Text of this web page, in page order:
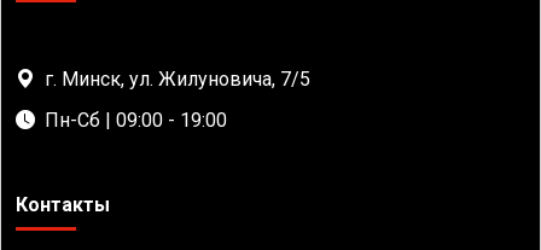
г. Минск, ул. Жилуновича, 7/5
Пн-Сб | 09:00 - 19:00
Контакты